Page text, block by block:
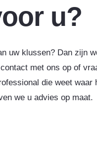
u?
uw klussen? Dan zijn
met ons op of
die weet waar
we u advies op maat.